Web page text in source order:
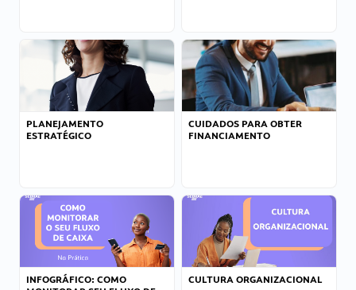
PLANEJAMENTO
ESTRATÉGICO
CUIDADOS PARA OBTER
FINANCIAMENTO
INFOGRÁFICO: COMO
CULTURA ORGANIZACIONAL